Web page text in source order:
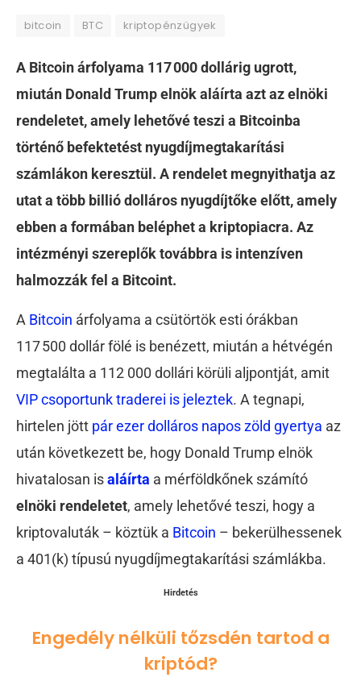
bitcoin BTC kriptopénzügyek
A Bitcoin árfolyama 117 000 dollárig ugrott,
miután Donald Trump elnök aláírta azt az elnöki
rendeletet, amely lehetővé teszi a Bitcoinba
történő befektetést nyugdíjmegtakarítási
számlákon keresztül. A rendelet megnyithatja az
utat a több billió dolláros nyugdíjtőke előtt, amely
ebben a formában beléphet a kriptopiacra. Az
intézményi szereplők továbbra is intenzíven
halmozzák fel a Bitcoint.
A Bitcoin árfolyama a csütörtök esti órákban
117 500 dollár fölé is benézett, miután a hétvégén
megtalálta a 112 000 dollári körüli aljpontját, amit
VIP csoportunk traderei is jeleztek. A tegnapi,
hirtelen jött pár ezer dolláros napos zöld gyertya az
után következett be, hogy Donald Trump elnök
hivatalosan isaláírta a mérföldkőnek számító
elnöki rendeletet, amely lehetővé teszi, hogy a
kriptovaluták – köztük a Bitcoin – bekerülhessenek
a 401(k) típusú nyugdíjmegtakarítási számlákba.
Hirdetés
Engedély nélküli tőzsdén tartod a
kriptód?